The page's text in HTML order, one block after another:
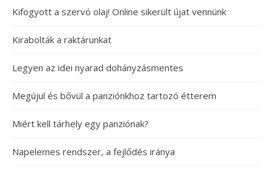
Kifogyott a szervó olaj! Online sikerült újat vennünk
Kirabolták a raktárunkat
Legyen az idei nyarad dohányzásmentes
Megújul és bővül a panziónkhoz tartozó étterem
Miért kell tárhely egy panziónak?
Napelemes rendszer, a fejlődés iránya